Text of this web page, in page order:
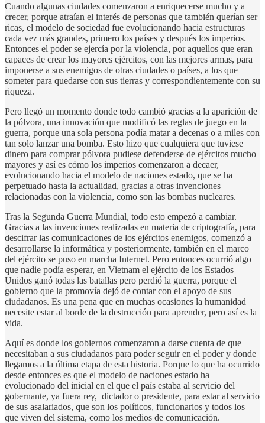
Cuando algunas ciudades comenzaron a enriquecerse mucho y a
crecer, porque atraían el interés de personas que también querían ser
ricas, el modelo de sociedad fue evolucionando hacia estructuras
cada vez más grandes, primero los países y después los imperios.
Entonces el poder se ejercía por la violencia, por aquellos que eran
capaces de crear los mayores ejércitos, con las mejores armas, para
imponerse a sus enemigos de otras ciudades o países, a los que
someter para quedarse con sus tierras y correspondientemente con su
riqueza.
Pero llegó un momento donde todo cambió gracias a la aparición de
la pólvora, una innovación que modificó las reglas de juego en la
guerra, porque una sola persona podía matar a decenas o a miles con
tan solo lanzar una bomba. Esto hizo que cualquiera que tuviese
dinero para comprar pólvora pudiese defenderse de ejércitos mucho
mayores y así es cómo los imperios comenzaron a decaer,
evolucionando hacia el modelo de naciones estado, que se ha
perpetuado hasta la actualidad, gracias a otras invenciones
relacionadas con la violencia, como son las bombas nucleares.
Tras la Segunda Guerra Mundial, todo esto empezó a cambiar.
Gracias a las invenciones realizadas en materia de criptografía, para
descifrar las comunicaciones de los ejércitos enemigos, comenzó a
desarrollarse la informática y posteriormente, también en el marco
del ejército se puso en marcha Internet. Pero entonces ocurrió algo
que nadie podía esperar, en Vietnam el ejército de los Estados
Unidos ganó todas las batallas pero perdió la guerra, porque el
gobierno que la promovía dejó de contar con el apoyo de sus
ciudadanos. Es una pena que en muchas ocasiones la humanidad
necesite estar al borde de la destrucción para aprender, pero así es la
vida.
Aquí es donde los gobiernos comenzaron a darse cuenta de que
necesitaban a sus ciudadanos para poder seguir en el poder y donde
llegamos a la última etapa de esta historia. Porque lo que ha ocurrido
desde entonces es que el modelo de naciones estado ha
evolucionado del inicial en el que el país estaba al servicio del
gobernante, ya fuera rey, dictador o presidente, para estar al servicio
de sus asalariados, que son los políticos, funcionarios y todos los
que viven del sistema, como los medios de comunicación.